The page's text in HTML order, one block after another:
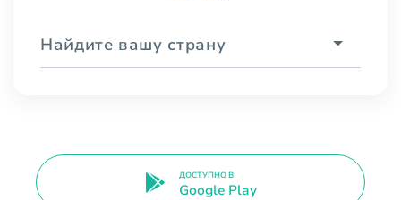
Найдите вашу страну
ДОСТУПНО В
Google Play